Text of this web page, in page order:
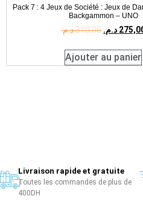
Pack 7 : 4 Jeux de Société : Jeux de
Backgammon – UNO
310,00د.م. د.م.
Ajouter au panier
Livraison rapide et gratuite
Toutes les commandes de plus de
400DH